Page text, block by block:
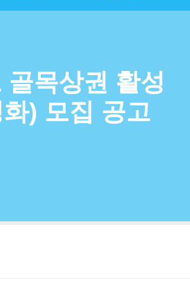
원스톱지원센
터
목상권 활성
) 모집 공고